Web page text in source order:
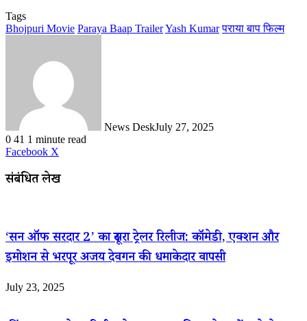
Tags
Bhojpuri Movie Paraya Baap TrailerYash Kumar पराया बाप फिल्म
News DeskJuly 27, 2025
0 41 1 minute read
Facebook X
Email
संबंधित लेख
‘सन ऑफ सरदार 2’ का दूसरा ट्रेलर रिलीज: कॉमेडी, एक्शन और
इमोशन से भरपूर अजय देवगन की धमाकेदार वापसी
July 23, 2025